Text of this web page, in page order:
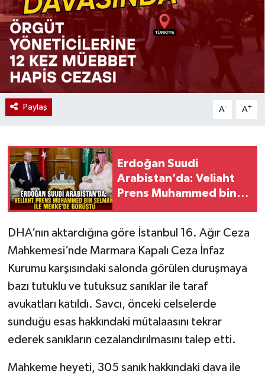
Paylaş A- A+
Erdoğan Suudi
Arabistan’da: Veliaht
Prens Muhammed bin
Görüştü
DHA’nın aktardığına göre İstanbul 16. Ağır Ceza
Mahkemesi’nde Marmara Kapalı Ceza İnfaz
Kurumu karşısındaki salonda görülen duruşmaya
bazı tutuklu ve tutuksuz sanıklar ile taraf
avukatları katıldı. Savcı, önceki celselerde
sunduğu esas hakkındaki mütalaasını tekrar
ederek sanıkların cezalandırılmasını talep etti.
Mahkeme heyeti, 305 sanık hakkındaki dava ile